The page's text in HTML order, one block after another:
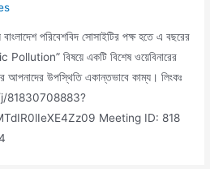
পরিবেশবিদ সোসাইটির পক্ষ হতে এ বছরের
বিষয়ে একটি বিশেষ ওয়েবিনারের
আপনাদের উপস্থিতি একান্তভাবে কাম্য। লিংকঃ
81830708883?
Meeting ID: 818